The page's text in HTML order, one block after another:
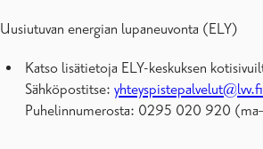
Uusiutuvan energian lupaneuvonta (ELY)
Katso lisätietoja ELY-keskuksen
Sähköpostitse: yhteyspistepalvelut@lvv.fi
Puhelinnumerosta: 0295 020 920